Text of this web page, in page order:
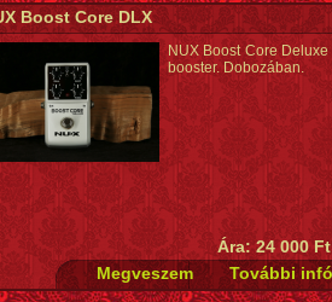
Boost Core DLX
NUX Boost Core Deluxe
booster. Dobozában.
Ára: 24 000 Ft